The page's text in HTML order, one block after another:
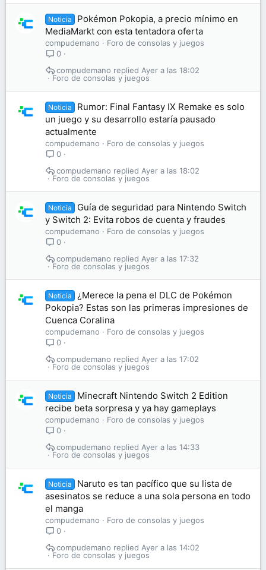
Noticia
Pokémon Pokopia, a precio mínimo en
MediaMarkt con esta tentadora oferta
compudemano
Foro de consolas y juegos
0
Foro de consolas y juegos
Ayer a las 18:02
compudemano
Noticia
Rumor: Final Fantasy IX Remake es solo
un juego y su desarrollo estaría pausado
actualmente
compudemano
Foro de consolas y juegos
0
Foro de consolas y juegos
Ayer a las 18:02
compudemano
Noticia
Guía de seguridad para Nintendo Switch
y Switch 2: Evita robos de cuenta y fraudes
compudemano
Foro de consolas y juegos
0
Foro de consolas y juegos
Ayer a las 17:32
compudemano
Noticia
¿Merece la pena el DLC de Pokémon
Pokopia? Estas son las primeras impresiones de
Cuenca Coralina
compudemano
Foro de consolas y juegos
0
Foro de consolas y juegos
Ayer a las 17:02
compudemano
Noticia
Minecraft Nintendo Switch 2 Edition
recibe beta sorpresa y ya hay gameplays
compudemano
Foro de consolas y juegos
0
Foro de consolas y juegos
Ayer a las 14:33
compudemano
Noticia
Naruto es tan pacífico que su lista de
asesinatos se reduce a una sola persona en todo
el manga
compudemano
Foro de consolas y juegos
0
Foro de consolas y juegos
Ayer a las 14:02
compudemano